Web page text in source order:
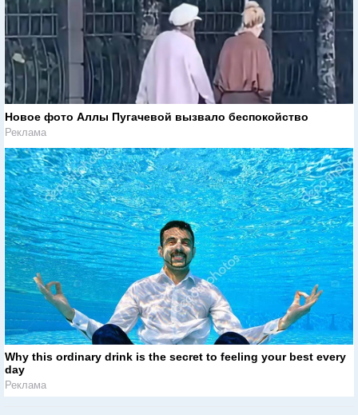
Новое фото Аллы Пугачевой вызвало беспокойство
Реклама
Why this ordinary drink is the secret to feeling your best every
day
Реклама